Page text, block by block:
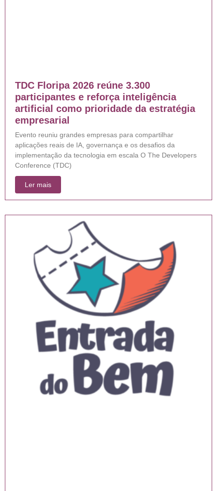
TDC Floripa 2026 reúne 3.300
participantes e reforça inteligência
artificial como prioridade da estratégia
empresarial
Evento reuniu grandes empresas para compartilhar
aplicações reais de IA, governança e os desafios da
implementação da tecnologia em escala O The Developers
Conference (TDC)
Ler mais